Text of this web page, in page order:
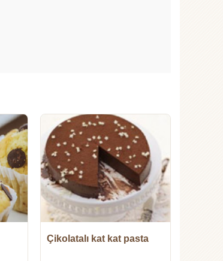
Çikolatalı kat kat pasta